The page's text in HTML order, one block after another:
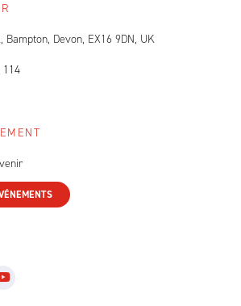
Bampton, Devon, EX16 9DN, UK
114